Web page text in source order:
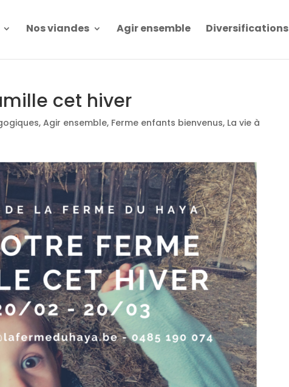
Nos viandes Agir ensemble Diversifications
cet hiver
,Agir ensemble, Ferme enfants bienvenus, La vie à